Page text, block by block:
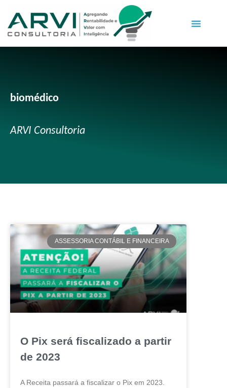
biomédico
ARVI Consultoria
ASSESSORIA CONTÁBIL E FINANCEIRA
O Pix será fiscalizado a partir
de 2023
A Receita passará a fiscalizar o Pix em 2023.